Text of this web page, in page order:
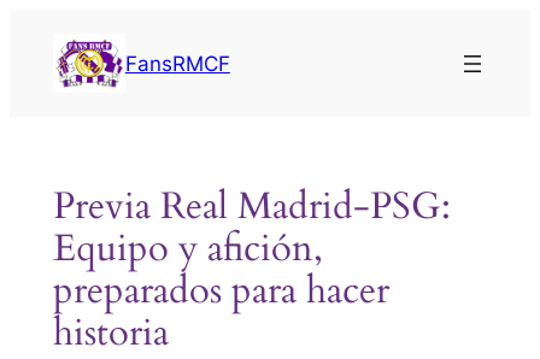
contenido
FansRMCF
Previa Real Madrid-PSG:
Equipo y afición,
preparados para hacer
historia